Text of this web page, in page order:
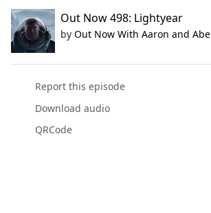
Out Now 498: Lightyear
by Out Now With Aaron and Abe
Report this episode
Download audio
QRCode